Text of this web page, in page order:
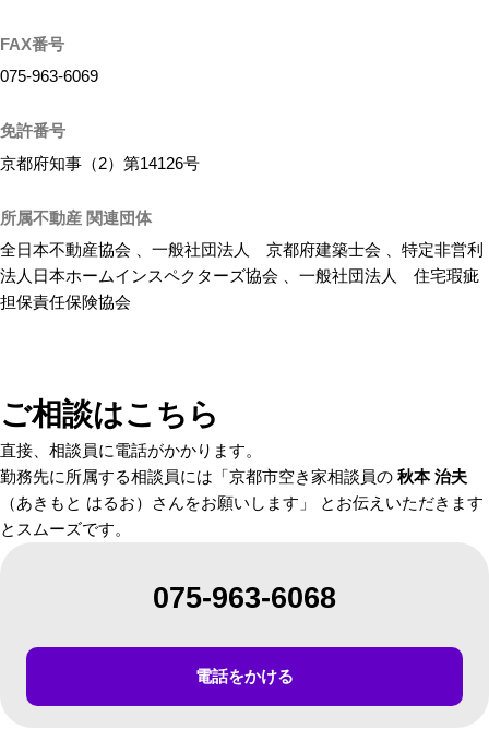
FAX番号
075-963-6069
免許番号
京都府知事（2）第14126号
所属不動産 関連団体
全日本不動産協会 、一般社団法人 京都府建築士会 、特定非営利
法人日本ホームインスペクターズ協会 、一般社団法人 住宅瑕疵
担保責任保険協会
ご相談はこちら
直接、相談員に電話がかかります。
勤務先に所属する相談員には「京都市空き家相談員の 秋本 治夫
（あきもと はるお）さんをお願いします」 とお伝えいただきます
とスムーズです。
075-963-6068
電話をかける